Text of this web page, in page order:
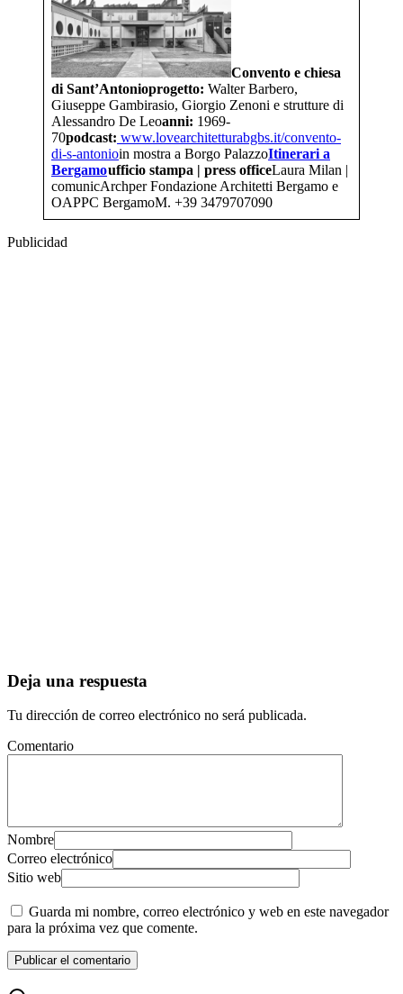
Convento e chiesa
di Sant’Antonioprogetto: Walter Barbero,
Giuseppe Gambirasio, Giorgio Zenoni e strutture di
Alessandro De Leoanni: 1969-
70podcast: www.lovearchitetturabgbs.it/convento-
di-s-antonioin mostra a Borgo PalazzoItinerari a
Bergamoufficio stampa | press officeLaura Milan |
comunicArchper Fondazione Architetti Bergamo e
OAPPC BergamoM. +39 3479707090
Publicidad
Deja una respuesta
Tu dirección de correo electrónico no será publicada.
Comentario
Nombre
Correo electrónico
Sitio web
Guarda mi nombre, correo electrónico y web en este navegador
para la próxima vez que comente.